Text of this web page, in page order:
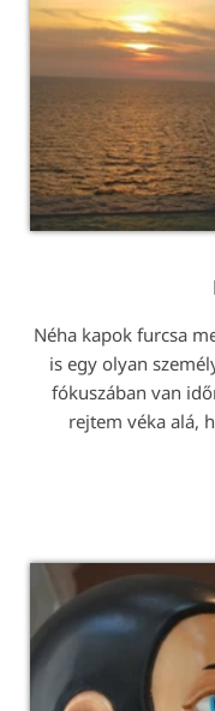
Néha kapok furcsa
is egy olyan
fókuszában van
rejtem véka alá,